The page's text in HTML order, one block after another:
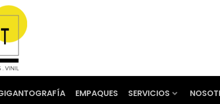
EMPAQUES SERVICIOS